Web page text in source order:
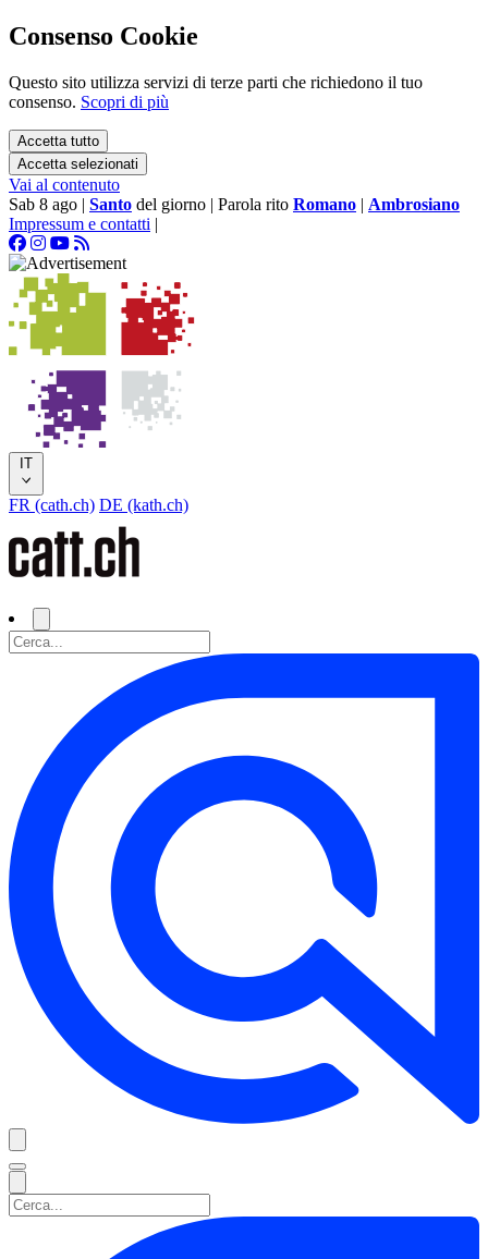
Consenso Cookie
Questo sito utilizza servizi di terze parti che richiedono il tuo
consenso. Scopri di più
Accetta tutto
Accetta selezionati
Vai al contenuto
Sab 8 ago | Santo del giorno | Parola rito Romano | Ambrosiano
Impressum e contatti |
IT
FR (cath.ch) DE (kath.ch)